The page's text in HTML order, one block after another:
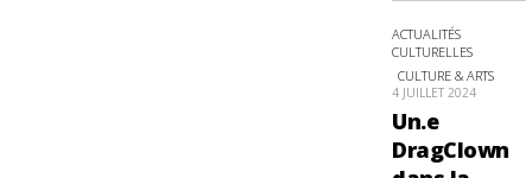
ACTUALITÉS
CULTURELLES
CULTURE & ARTS
4 JUILLET 2024
Un.e
DragClown